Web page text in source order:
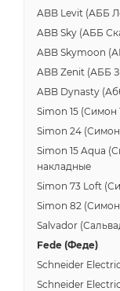
ABB Levit (АББ
ABB Sky (АББ
ABB Skymoon
ABB Zenit (АББ
ABB Dynasty
Simon 15 (Симон
Simon 24
Simon 15 Aqua
накладные
Simon 73 Loft
Simon 82
Salvador
Fede (Феде)
Schneider
Schneider